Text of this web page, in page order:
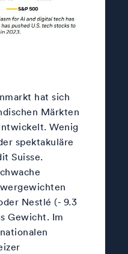
hat sich
Märkten
Wenig
spektakuläre
Suisse.
Nestlé (- 9.3
Gewicht. Im